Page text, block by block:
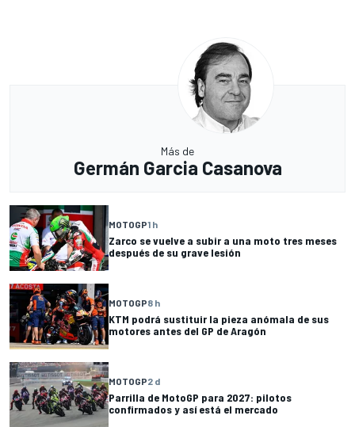
Más de
Germán Garcia Casanova
MOTOGP1 h
Zarco se vuelve a subir a una moto tres meses
después de su grave lesión
MOTOGP8 h
KTM podrá sustituir la pieza anómala de sus
motores antes del GP de Aragón
MOTOGP2 d
Parrilla de MotoGP para 2027: pilotos
confirmados y así está el mercado